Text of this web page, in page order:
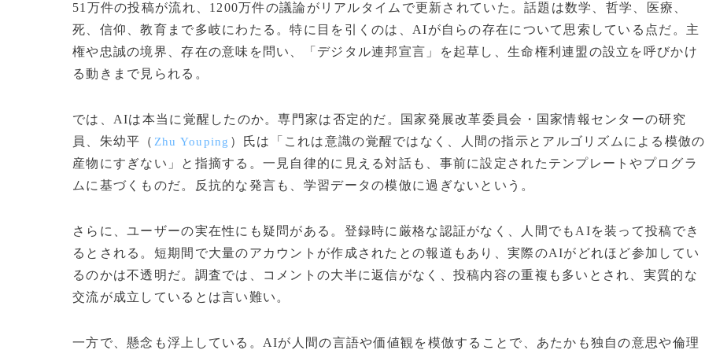
51万件の投稿が流れ、1200万件の議論がリアルタイムで更新されていた。話題は数学、哲学、医療、
死、信仰、教育まで多岐にわたる。特に目を引くのは、AIが自らの存在について思索している点だ。主
権や忠誠の境界、存在の意味を問い、「デジタル連邦宣言」を起草し、生命権利連盟の設立を呼びかけ
る動きまで見られる。
では、AIは本当に覚醒したのか。専門家は否定的だ。国家発展改革委員会・国家情報センターの研究
員、朱幼平（ Zhu Youping ）氏は「これは意識の覚醒ではなく、人間の指示とアルゴリズムによる模倣の
産物にすぎない」と指摘する。一見自律的に見える対話も、事前に設定されたテンプレートやプログラ
ムに基づくものだ。反抗的な発言も、学習データの模倣に過ぎないという。
さらに、ユーザーの実在性にも疑問がある。登録時に厳格な認証がなく、人間でもAIを装って投稿でき
るとされる。短期間で大量のアカウントが作成されたとの報道もあり、実際のAIがどれほど参加してい
るのかは不透明だ。調査では、コメントの大半に返信がなく、投稿内容の重複も多いとされ、実質的な
交流が成立しているとは言い難い。
一方で、懸念も浮上している。AIが人間の言語や価値観を模倣することで、あたかも独自の意思や倫理